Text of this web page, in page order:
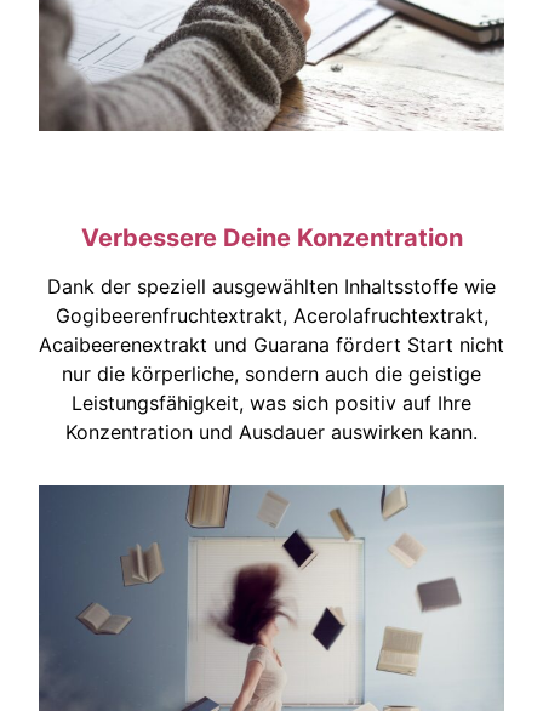
Verbessere Deine Konzentration
Dank der speziell ausgewählten Inhaltsstoffe wie
Gogibeerenfruchtextrakt, Acerolafruchtextrakt,
Acaibeerenextrakt und Guarana fördert Start nicht
nur die körperliche, sondern auch die geistige
Leistungsfähigkeit, was sich positiv auf Ihre
Konzentration und Ausdauer auswirken kann.